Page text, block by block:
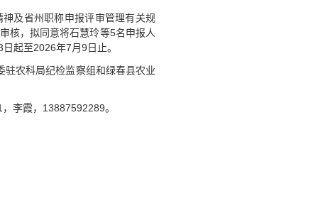
及省州职称申报评审管理有关规
核，拟同意将石慧玲等5名申报人
起至2026年7月9日止。
驻农科局纪检监察组和绿春县农业
李霞，13887592289。